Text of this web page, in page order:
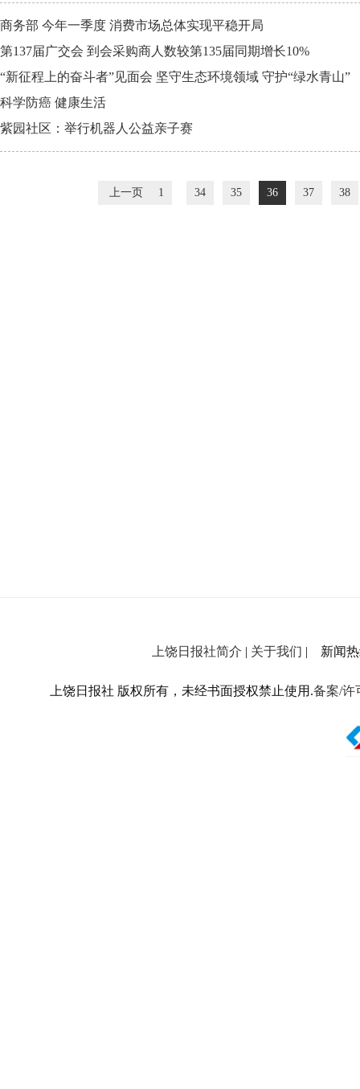
商务部 今年一季度 消费市场总体实现平稳开局
第137届广交会 到会采购商人数较第135届同期增长10%
“新征程上的奋斗者”见面会 坚守生态环境领域 守护“绿水青山”
科学防癌 健康生活
紫园社区：举行机器人公益亲子赛
上一页 1 34 35 36 37 38
上饶日报社简介 | 关于我们 | 新闻热
上饶日报社 版权所有，未经书面授权禁止使用.备案/许